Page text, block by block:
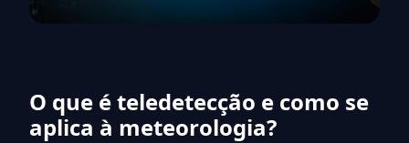
O que é teledetecção e como se
aplica à meteorologia?